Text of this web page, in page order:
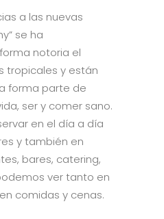
a las nuevas
se ha
notoria el
tropicales y están
forma parte de
ser y comer sano.
en el día a día
y también en
bares, catering,
ver tanto en
comidas y cenas.